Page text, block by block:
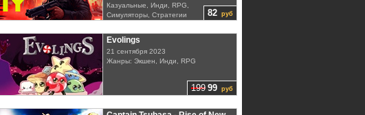
82 руб
Казуальные, Инди, RPG,
Симуляторы, Стратегии
199 99 руб
Evolings
21 сентября 2023
Жанры: Экшен, Инди, RPG